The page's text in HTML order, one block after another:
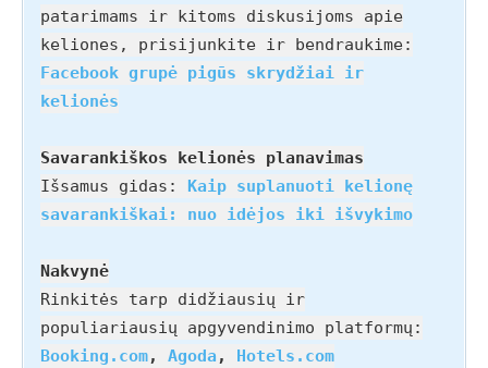
patarimams ir kitoms diskusijoms apie
keliones, prisijunkite ir bendraukime:
Facebook grupė pigūs skrydžiai ir
kelionės
Savarankiškos kelionės planavimas
Išsamus gidas: Kaip suplanuoti kelionę
savarankiškai: nuo idėjos iki išvykimo
Nakvynė
Rinkitės tarp didžiausių ir
populiariausių apgyvendinimo platformų:
Booking.com, Agoda , Hotels.com